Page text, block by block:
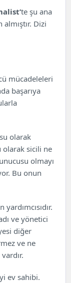
te şu ana
Dizi
mücadeleleri
başarıya
olarak
olarak sicili ne
olmayı
Bu onun
ve yönetici
diğer
ve ne
ev sahibi.